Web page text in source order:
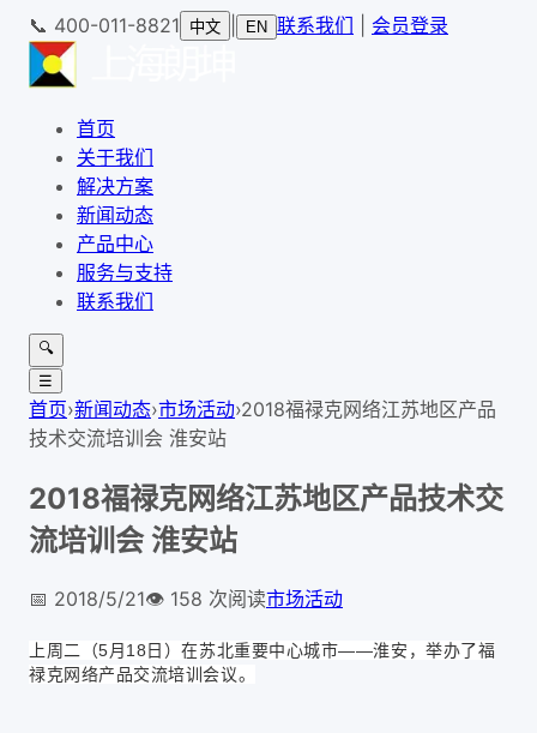
📞 400-011-8821 中文 EN 联系我们 会员登录
首页
关于我们
解决方案
新闻动态
产品中心
服务与支持
联系我们
🔍
☰
首页›新闻动态›市场活动›2018福禄克网络江苏地区产品
技术交流培训会 淮安站
2018福禄克网络江苏地区产品技术交
流培训会 淮安站
📅 2018/5/21👁️ 158 次阅读市场活动
上周二（5月18日）在苏北重要中心城市——淮安，举办了福
禄克网络产品交流培训会议。